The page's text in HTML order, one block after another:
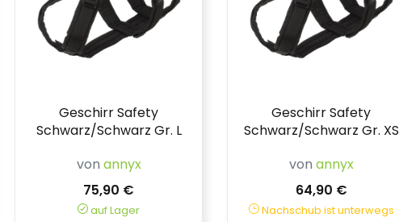
Geschirr Safety
Schwarz/Schwarz Gr. L
von annyx
75,90 €
auf Lager
Geschirr Safety
Schwarz/Schwarz Gr. XS
von annyx
64,90 €
Nachschub ist unterwegs